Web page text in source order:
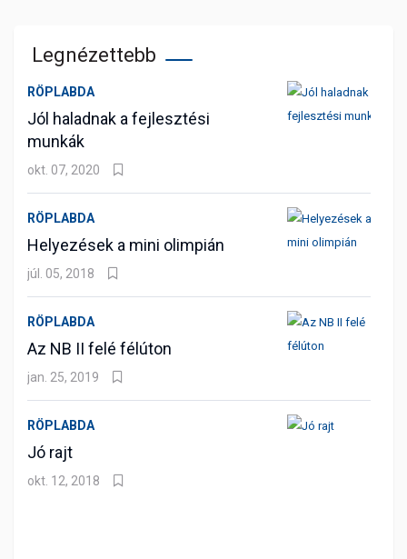
Legnézettebb
RÖPLABDA
Jól haladnak a fejlesztési
munkák
okt. 07, 2020
RÖPLABDA
Helyezések a mini olimpián
júl. 05, 2018
RÖPLABDA
Az NB II felé félúton
jan. 25, 2019
RÖPLABDA
Jó rajt
okt. 12, 2018